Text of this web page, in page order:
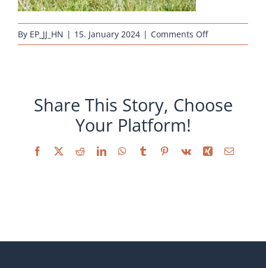
By EP_JJ_HN | 15. January 2024 | Comments Offon
huehnerzucht-
silber-
Share This Story, Choose
Your Platform!
Facebook
X RedditLinkedInWhatsApp
TumblrPinterest
Vk Xing Email